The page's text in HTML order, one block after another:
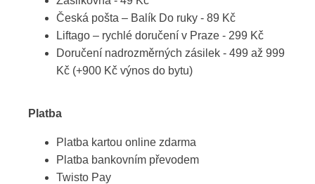
Česká pošta – Balík Do ruky - 89 Kč
Liftago – rychlé doručení v Praze - 299 Kč
Doručení nadrozměrných zásilek - 499 až 999
Kč (+900 Kč výnos do bytu)
Platba
Platba kartou online zdarma
Platba bankovním převodem
Twisto Pay